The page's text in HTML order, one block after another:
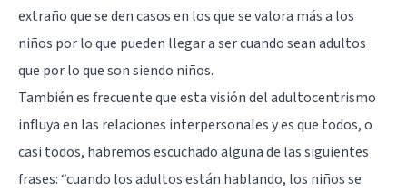
extraño que se den casos en los que se valora más a los
niños por lo que pueden llegar a ser cuando sean adultos
que por lo que son siendo niños.
También es frecuente que esta visión del adultocentrismo
influya en las relaciones interpersonales y es que todos, o
casi todos, habremos escuchado alguna de las siguientes
frases: “cuando los adultos están hablando, los niños se